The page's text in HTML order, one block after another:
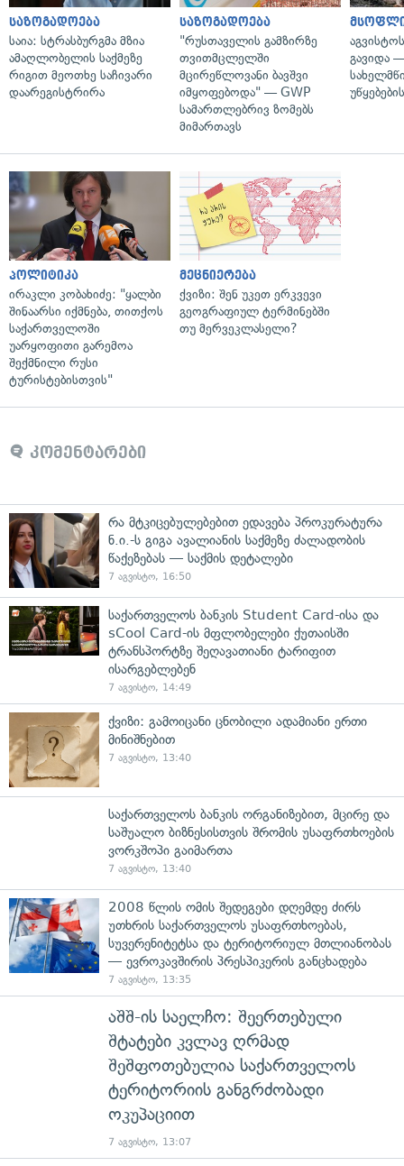
საზოგადოება
საია: სტრასბურგმა მზია
ამაღლობელის საქმეზე
რიგით მეოთხე საჩივარი
დაარეგისტრირა
საზოგადოება
"რუსთაველის გამზირზე
თვითმცლელში
მცირეწლოვანი ბავშვი
იმყოფებოდა" — GWP
სამართლებრივ ზომებს
მიმართავს
გავიდა
პოლიტიკა
ირაკლი კობახიძე: "ყალბი
შინაარსი იქმნება, თითქოს
საქართველოში
უარყოფითი გარემოა
შექმნილი რუსი
ტურისტებისთვის"
მეცნიერება
ქვიზი: შენ უკეთ ერკვევი
გეოგრაფიულ ტერმინებში
თუ მერვეკლასელი?
კომენტარები
რა მტკიცებულებებით ედავება პროკურატურა
ნ.ი.-ს გიგა ავალიანის საქმეზე ძალადობის
წაქეზებას — საქმის დეტალები
7 აგვისტო, 16:50
საქართველოს ბანკის Student Card-ისა და
sCool Card-ის მფლობელები ქუთაისში
ტრანსპორტზე შეღავათიანი ტარიფით
ისარგებლებენ
7 აგვისტო, 14:49
ქვიზი: გამოიცანი ცნობილი ადამიანი ერთი
მინიშნებით
7 აგვისტო, 13:40
საქართველოს ბანკის ორგანიზებით, მცირე და
საშუალო ბიზნესისთვის შრომის უსაფრთხოების
ვორკშოპი გაიმართა
7 აგვისტო, 13:40
2008 წლის ომის შედეგები დღემდე ძირს
უთხრის საქართველოს უსაფრთხოებას,
სუვერენიტეტსა და ტერიტორიულ მთლიანობას
— ევროკავშირის პრესპიკერის განცხადება
7 აგვისტო, 13:35
აშშ-ის საელჩო: შეერთებული
შტატები კვლავ ღრმად
შეშფოთებულია საქართველოს
ტერიტორიის განგრძობადი
ოკუპაციით
7 აგვისტო, 13:07